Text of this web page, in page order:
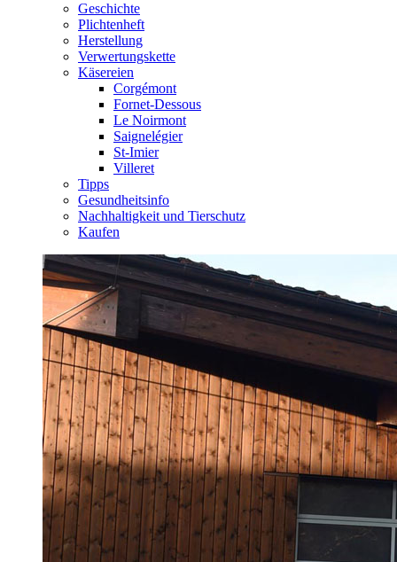
Geschichte
Plichtenheft
Herstellung
Verwertungskette
Käsereien
Corgémont
Fornet-Dessous
Le Noirmont
Saignelégier
St-Imier
Villeret
Tipps
Gesundheitsinfo
Nachhaltigkeit und Tierschutz
Kaufen